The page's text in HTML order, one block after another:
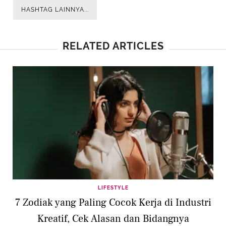
HASHTAG LAINNYA...
RELATED ARTICLES
LIFESTYLE
7 Zodiak yang Paling Cocok Kerja di Industri
Kreatif, Cek Alasan dan Bidangnya